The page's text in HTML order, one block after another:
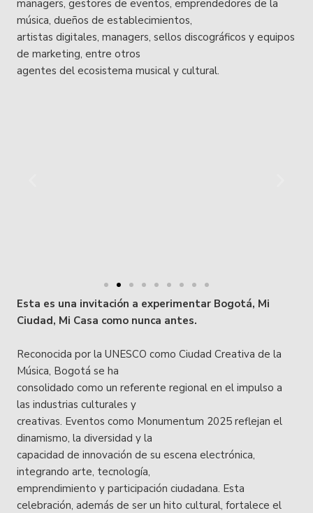
managers, gestores de eventos, emprendedores de la
música, dueños de establecimientos,
artistas digitales, managers, sellos discográficos y equipos
de marketing, entre otros
agentes del ecosistema musical y cultural.
Esta es una invitación a experimentar Bogotá, Mi
Ciudad, Mi Casa como nunca antes.
Reconocida por la UNESCO como Ciudad Creativa de la
Música, Bogotá se ha
consolidado como un referente regional en el impulso a
las industrias culturales y
creativas. Eventos como Monumentum 2025 reflejan el
dinamismo, la diversidad y la
capacidad de innovación de su escena electrónica,
integrando arte, tecnología,
emprendimiento y participación ciudadana. Esta
celebración, además de ser un hito cultural, fortalece el